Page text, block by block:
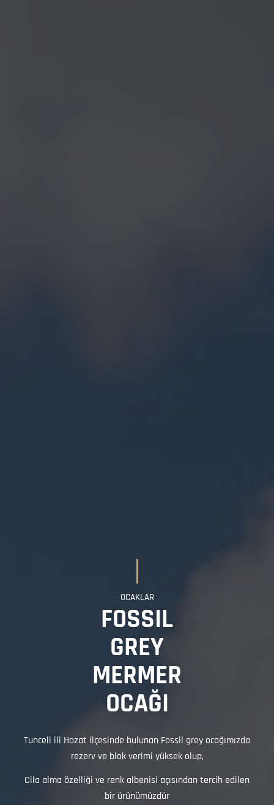
OCAKLAR
FOSSIL
GREY
MERMER
OCAĞI
Tunceli ili Hozat ilçesinde bulunan Fossil grey ocağımızda
rezerv ve blok verimi yüksek olup,
Cila alma özelliği ve renk albenisi açısından tercih edilen
bir ürünümüzdür